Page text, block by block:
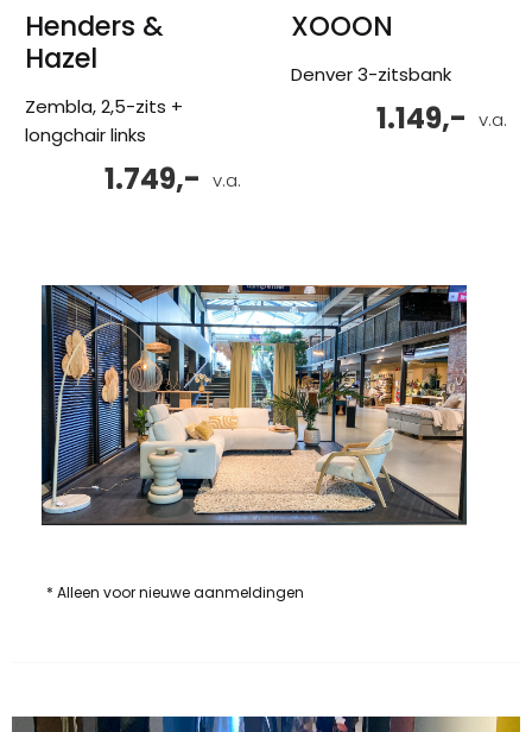
Henders &
Hazel
Zembla, 2,5-zits +
longchair links
v.a.
1.749,-
XOOON
Denver 3-zitsbank
v.a.
1.149,-
* Alleen voor nieuwe aanmeldingen